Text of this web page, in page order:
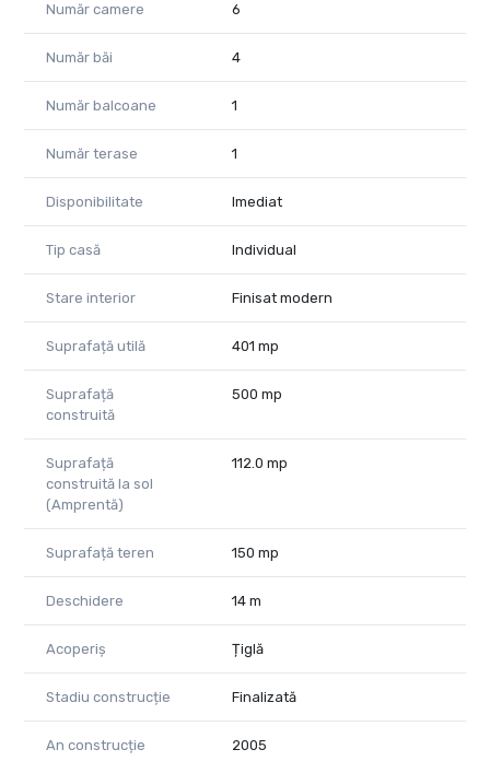
E-mail almira.boboc@propertylab.ro
Cod Proprietate 2218531
Număr camere 6
Număr băi 4
Număr balcoane 1
Număr terase 1
Disponibilitate Imediat
Tip casă Individual
Stare interior Finisat modern
Suprafață utilă 401 mp
Suprafață
construită
500 mp
Suprafață
construită la sol
(Amprentă)
112.0 mp
Suprafață teren 150 mp
Deschidere 14 m
Acoperiș Țiglă
Stadiu construcție Finalizată
An construcție 2005